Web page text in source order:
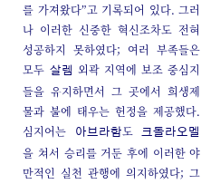
를 가져왔다”고 기록되어 있다. 그러
나 이러한 신중한 혁신조차도 전혀
성공하지 못하였다; 여러 부족들은
모두 살렘 외곽 지역에 보조 중심지
들을 유지하면서 그 곳에서 희생제
물과 불에 태우는 헌정을 제공했다.
심지어는
아브라함도 크돌라오멜
을 쳐서 승리를 거둔 후에 이러한 야
만적인 실천 관행에 의지하였다; 그